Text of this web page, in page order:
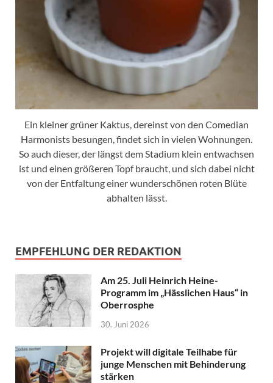
Ein kleiner grüner Kaktus, dereinst von den Comedian
Harmonists besungen, findet sich in vielen Wohnungen.
So auch dieser, der längst dem Stadium klein entwachsen
ist und einen größeren Topf braucht, und sich dabei nicht
von der Entfaltung einer wunderschönen roten Blüte
abhalten lässt.
EMPFEHLUNG DER REDAKTION
Am 25. Juli Heinrich Heine-
Programm im „Hässlichen Haus“ in
Oberrosphe
30. Juni 2026
Projekt will digitale Teilhabe für
junge Menschen mit Behinderung
stärken